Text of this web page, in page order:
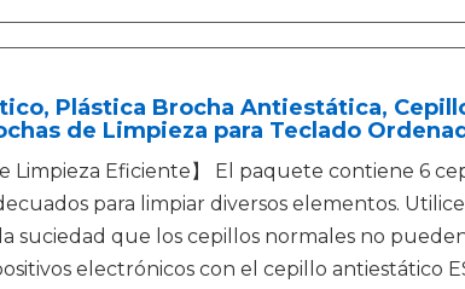
Plástica Brocha Antiestática,
de Limpieza para Teclado
Limpieza Eficiente】 El paquete contiene 6
para limpiar diversos elementos.
suciedad que los cepillos normales no
electrónicos con el cepillo antiestático